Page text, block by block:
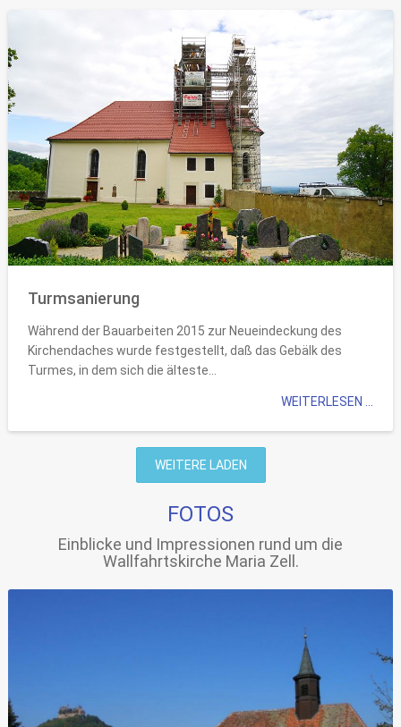
Turmsanierung
Während der Bauarbeiten 2015 zur Neueindeckung des
Kirchendaches wurde festgestellt, daß das Gebälk des
Turmes, in dem sich die älteste...
WEITERLESEN ...
WEITERE LADEN
FOTOS
Einblicke und Impressionen rund um die
Wallfahrtskirche Maria Zell.